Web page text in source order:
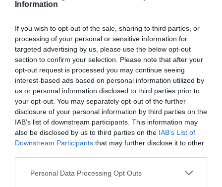
Information
If you wish to opt-out of the sale, sharing to third parties, or
processing of your personal or sensitive information for
targeted advertising by us, please use the below opt-out
section to confirm your selection. Please note that after your
opt-out request is processed you may continue seeing
interest-based ads based on personal information utilized by
us or personal information disclosed to third parties prior to
your opt-out. You may separately opt-out of the further
disclosure of your personal information by third parties on the
IAB’s list of downstream participants. This information may
also be disclosed by us to third parties on the IAB’s List of
Downstream Participants that may further disclose it to other
Personal Data Processing Opt Outs
Κάθε βδομάδα στο e-mail σας τα τελευταία νέα για
Ακολουθήστε το Culturenow.gr
Σχετικά Άρθρα